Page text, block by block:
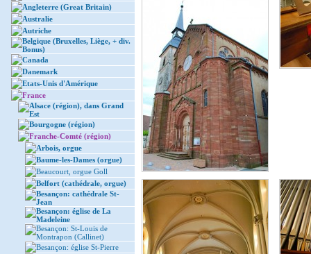
Angleterre (Great Britain)
Australie
Autriche
Belgique (Bruxelles, Liège, + div.
Bonus)
Canada
Danemark
Etats-Unis d'Amérique
France
Alsace (région), dans Grand
Est
Bourgogne (région)
Franche-Comté (région)
Arbois, orgue
Baume-les-Dames (orgue)
Beaucourt, orgue Goll
Belfort (cathédrale, orgue)
Besançon: cathédrale St-
Jean
Besançon: église de La
Madeleine
Besançon: St-Louis de
Montrapon (Callinet)
Besançon: église St-Pierre